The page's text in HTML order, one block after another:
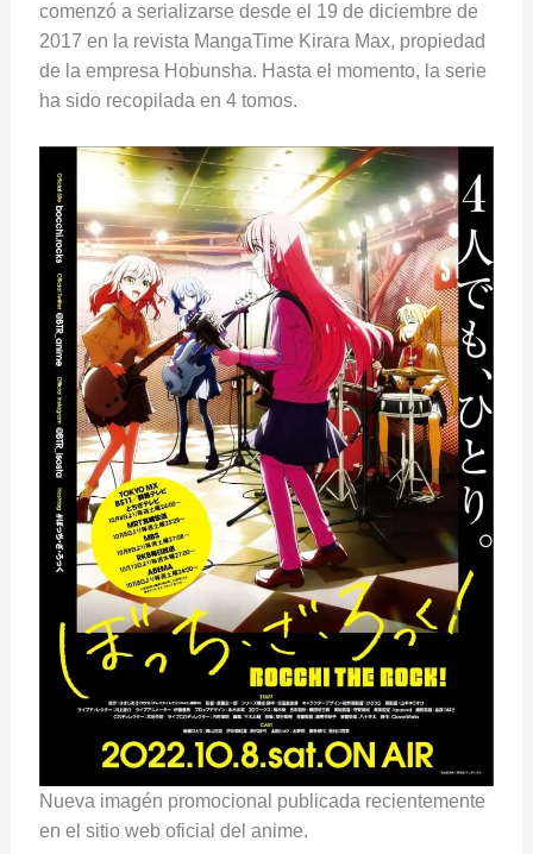
comenzó a serializarse desde el 19 de diciembre de
2017 en la revista MangaTime Kirara Max, propiedad
de la empresa Hobunsha. Hasta el momento, la serie
ha sido recopilada en 4 tomos.
Nueva imagén promocional publicada recientemente
en el sitio web oficial del anime.